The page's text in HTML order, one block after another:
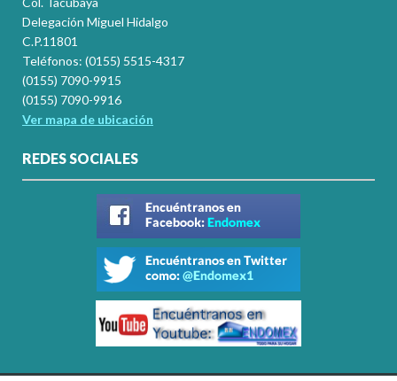
Delegación Miguel Hidalgo
C.P.11801
Teléfonos: (0155) 5515-4317
(0155) 7090-9915
(0155) 7090-9916
Ver mapa de ubicación
REDES SOCIALES